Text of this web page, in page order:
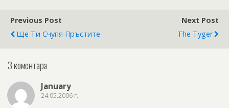
Previous Post
Ще Ти Счупя Пръстите
Next Post
The Tyger
3 коментара
January
24.05.2006 г.